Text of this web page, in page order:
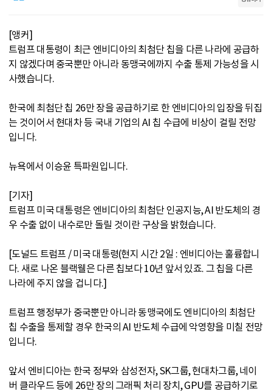
[앵커]
트럼프 대통령이 최근 엔비디아의 최첨단 칩을 다른 나라에 공급하
지 않겠다며 중국뿐만 아니라 동맹국에까지 수출 통제 가능성을 시
사했습니다.
한국에 최첨단 칩 26만 장을 공급하기로 한 엔비디아의 입장을 뒤집
는 것이어서 현대차 등 국내 기업의 AI 칩 수급에 비상이 걸릴 전망
입니다.
뉴욕에서 이승윤 특파원입니다.
[기자]
트럼프 미국 대통령은 엔비디아의 최첨단 인공지능, AI 반도체의 경
우 수출 없이 내수로만 돌릴 것이란 구상을 밝혔습니다.
[도널드 트럼프 / 미국 대통령(현지 시간 2일 : 엔비디아는 훌륭합니
다. 새로 나온 블랙웰은 다른 칩보다 10년 앞서 있죠. 그 칩을 다른
나라에 주지 않을 겁니다.]
트럼프 행정부가 중국뿐만 아니라 동맹국에도 엔비디아의 최첨단
칩 수출을 통제할 경우 한국의 AI 반도체 수급에 악영향을 미칠 전망
입니다.
앞서 엔비디아는 한국 정부와 삼성전자, SK그룹, 현대차그룹, 네이
버 클라우드 등에 26만 장의 그래픽 처리 장치, GPU를 공급하기로